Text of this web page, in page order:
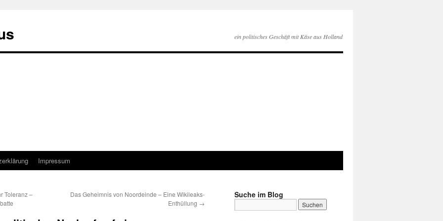
ein politisches Geschäft mit Käse aus Holland
Impressum
Toleranz –
Das Geheimnis von Noordeinde – Eine Wikileaks-
Enthüllung →
Suche im Blog